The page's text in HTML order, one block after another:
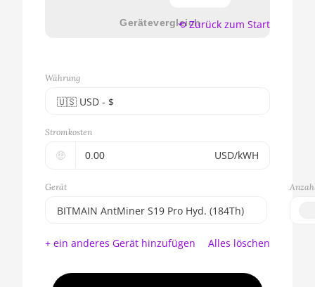
Gerätevergleich
Währung
🇺🇸ㅤ USD - $
🇪🇺ㅤ EUR - €
🇺🇸ㅤ USD - $
🇬🇧ㅤ GBP - £
🇦🇪ㅤ AED
Stromkosten
🤑 USD/kWH
Gerät
BITMAIN AntMiner S19 Pro Hyd. (184Th)
BITMAIN AntMiner S17e (64Th)
+ ein anderes Gerät hinzufügen Alles löschen
⟲ Zurück zum Start